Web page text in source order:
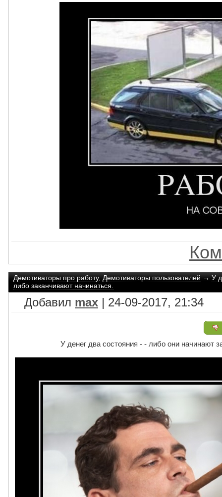
Демотиваторы про работу,Демотиваторы пользователей→У
либо заканчивают начинаться.
Добавил max | 24-09-2017, 21:34
У денег два состояния - - либо они начинают